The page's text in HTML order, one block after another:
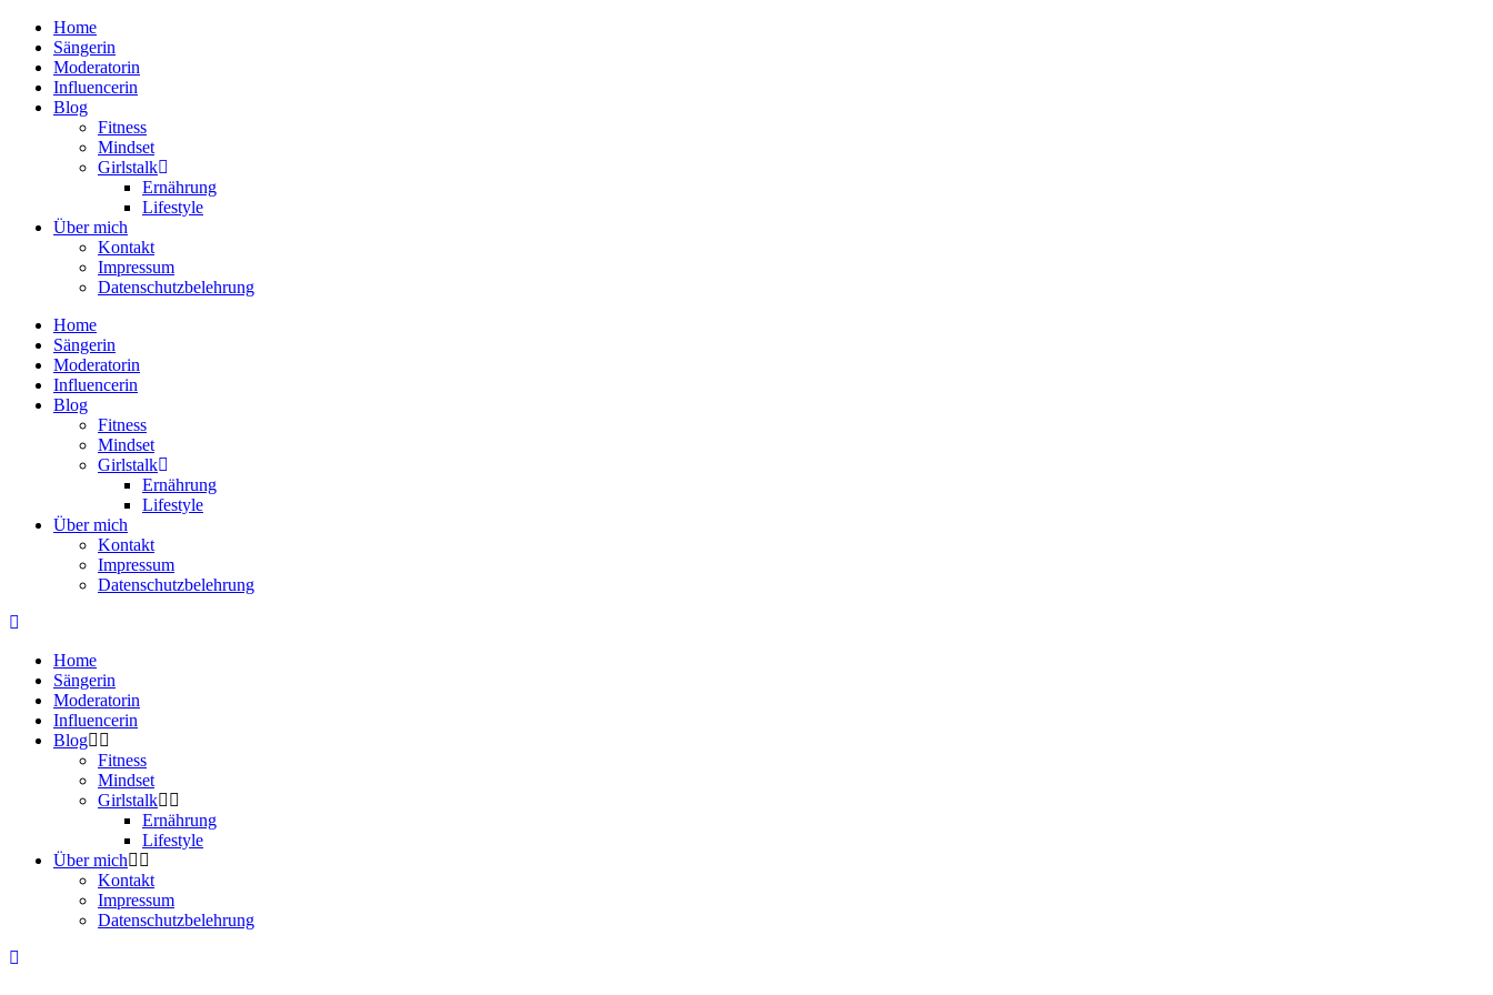
Home
Sängerin
Moderatorin
Influencerin
Blog
Fitness
Mindset
Girlstalk
Ernährung
Lifestyle
Über mich
Kontakt
Impressum
Datenschutzbelehrung
Home
Sängerin
Moderatorin
Influencerin
Blog
Fitness
Mindset
Girlstalk
Ernährung
Lifestyle
Über mich
Kontakt
Impressum
Datenschutzbelehrung
Home
Sängerin
Moderatorin
Influencerin
Blog
Fitness
Mindset
Girlstalk
Ernährung
Lifestyle
Über mich
Kontakt
Impressum
Datenschutzbelehrung